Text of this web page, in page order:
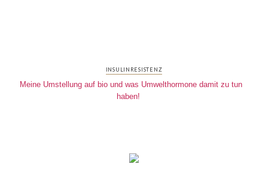
INSULINRESISTENZ
Meine Umstellung auf bio und was Umwelthormone damit zu tun
haben!